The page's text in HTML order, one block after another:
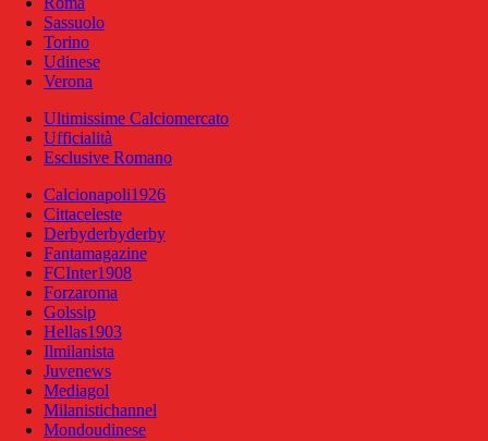
Sassuolo
Torino
Udinese
Verona
Ultimissime Calciomercato
Ufficialità
Esclusive Romano
Calcionapoli1926
Cittaceleste
Derbyderbyderby
Fantamagazine
FCInter1908
Forzaroma
Golssip
Hellas1903
Ilmilanista
Juvenews
Mediagol
Milanistichannel
Mondoudinese